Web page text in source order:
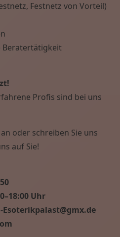
Festnetz von Vorteil)
Beratertätigkeit
Profis sind bei uns
oder schreiben Sie uns
auf Sie!
Uhr